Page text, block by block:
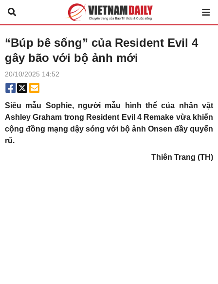
“Búp bê sống” của Resident Evil 4
gây bão với bộ ảnh mới
20/10/2025 14:52
Siêu mẫu Sophie, người mẫu hình thể của nhân vật
Ashley Graham trong Resident Evil 4 Remake vừa khiến
cộng đồng mạng dậy sóng với bộ ảnh Onsen đầy quyến
rũ.
Thiên Trang (TH)